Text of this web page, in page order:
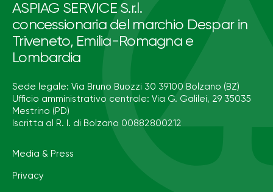
ASPIAG SERVICE S.r.l.
concessionaria del marchio Despar in
Triveneto, Emilia-Romagna e
Lombardia
Sede legale: Via Bruno Buozzi 30 39100 Bolzano (BZ)
Ufficio amministrativo centrale: Via G. Galilei, 29 35035
Mestrino (PD)
Iscritta al R. I. di Bolzano 00882800212
Media & Press
Privacy